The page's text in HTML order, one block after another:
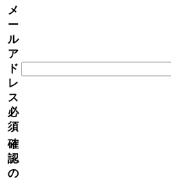
メ
ー
ル
ア
ド
レ
ス
必
須
確
認
の